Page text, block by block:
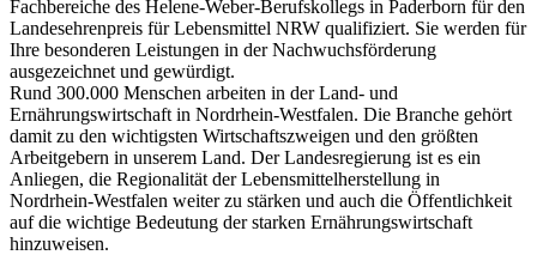
Fachbereiche des Helene-Weber-Berufskollegs in Paderborn für den
Landesehrenpreis für Lebensmittel NRW qualifiziert. Sie werden für
Ihre besonderen Leistungen in der Nachwuchsförderung
ausgezeichnet und gewürdigt.
Rund 300.000 Menschen arbeiten in der Land- und
Ernährungswirtschaft in Nordrhein-Westfalen. Die Branche gehört
damit zu den wichtigsten Wirtschaftszweigen und den größten
Arbeitgebern in unserem Land. Der Landesregierung ist es ein
Anliegen, die Regionalität der Lebensmittelherstellung in
Nordrhein-Westfalen weiter zu stärken und auch die Öffentlichkeit
auf die wichtige Bedeutung der starken Ernährungswirtschaft
hinzuweisen.